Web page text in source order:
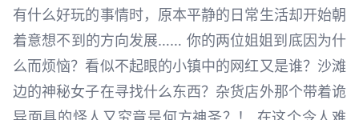
有什么好玩的事情时，原本平静的日常生活却开始朝
着意想不到的方向发展…… 你的两位姐姐到底因为什
么而烦恼？看似不起眼的小镇中的网红又是谁？沙滩
边的神秘女子在寻找什么东西？杂货店外那个带着诡